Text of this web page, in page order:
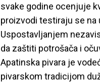
svake godine ocenjuje
proizvodi testiraju se na
Uspostavljanjem
da zaštiti potrošača i
Apatinska pivara je
pivarskom tradicijom